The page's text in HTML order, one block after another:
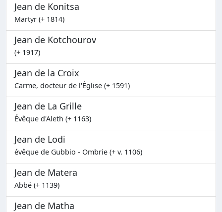
Jean de Konitsa
Martyr (+ 1814)
Jean de Kotchourov
(+ 1917)
Jean de la Croix
Carme, docteur de l'Église (+ 1591)
Jean de La Grille
Évêque d'Aleth (+ 1163)
Jean de Lodi
évêque de Gubbio - Ombrie (+ v. 1106)
Jean de Matera
Abbé (+ 1139)
Jean de Matha